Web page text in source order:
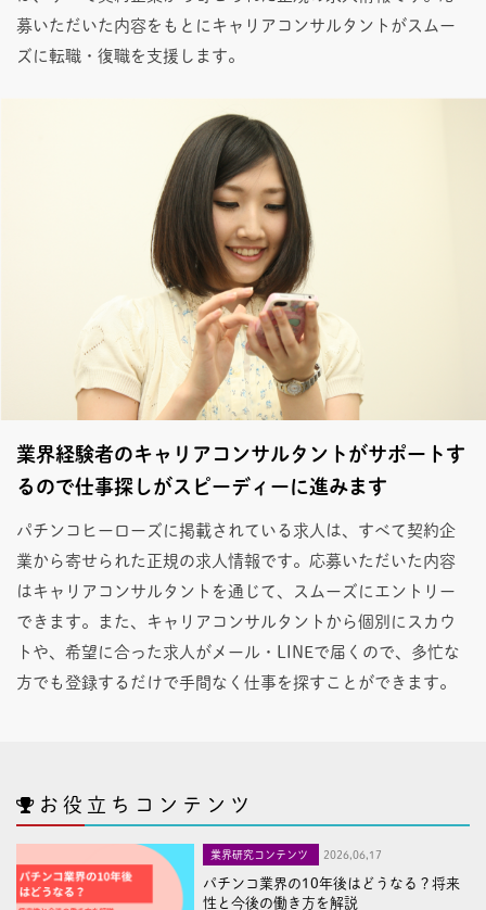
募いただいた内容をもとにキャリアコンサルタントがスムー
ズに転職・復職を支援します。
業界経験者のキャリアコンサルタントがサポートす
るので仕事探しがスピーディーに進みます
パチンコヒーローズに掲載されている求人は、すべて契約企
業から寄せられた正規の求人情報です。応募いただいた内容
はキャリアコンサルタントを通じて、スムーズにエントリー
できます。また、キャリアコンサルタントから個別にスカウ
トや、希望に合った求人がメール・LINEで届くので、多忙な
方でも登録するだけで手間なく仕事を探すことができます。
お役立ちコンテンツ
業界研究コンテンツ 2026,06,17
パチンコ業界の10年後はどうなる？将来
性と今後の働き方を解説